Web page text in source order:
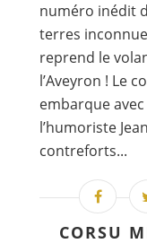
numéro inédit
terres
reprend le
l’Aveyron ! Le
embarque
l’humoriste
contreforts...
CORSU